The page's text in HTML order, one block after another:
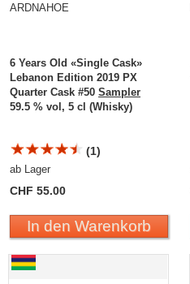
ARDNAHOE
6 Years Old «Single Cask»
Lebanon Edition 2019 PX
Quarter Cask #50 Sampler
59.5 % vol, 5 cl (Whisky)
(1)
ab Lager
CHF 55.00
In den Warenkorb